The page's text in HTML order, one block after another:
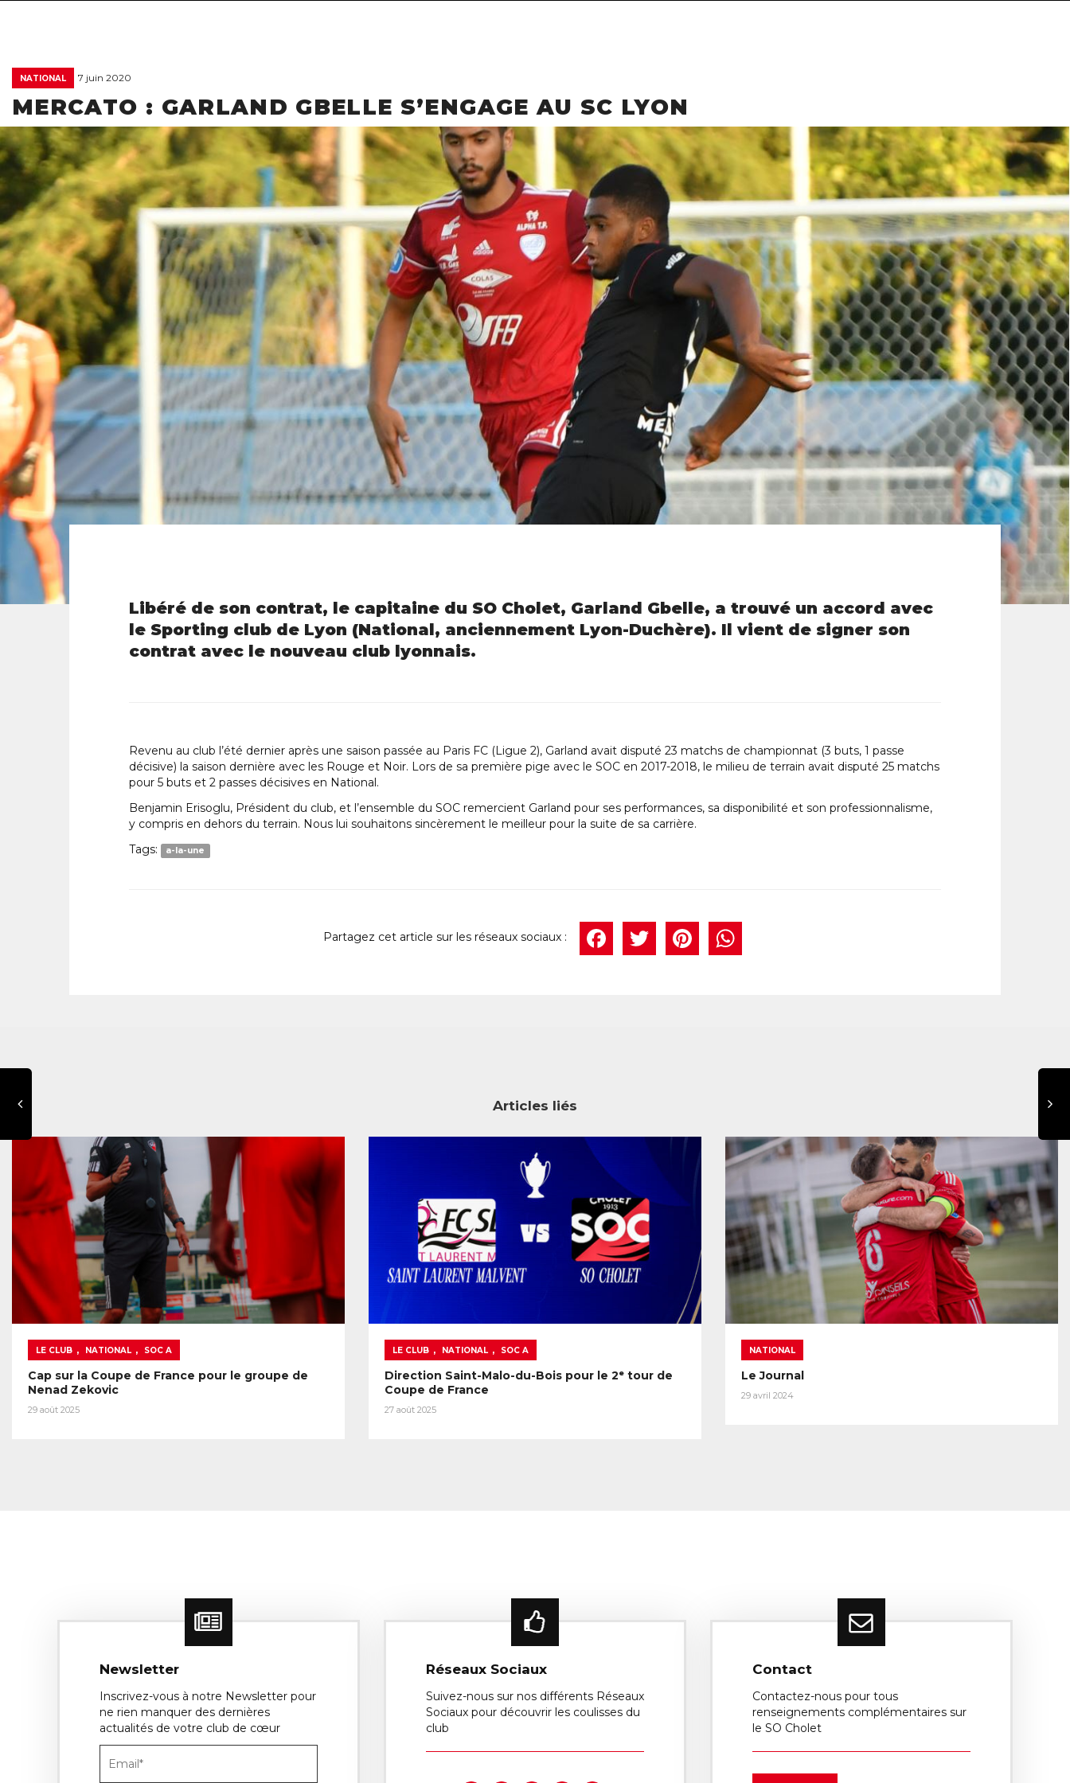
NATIONAL 7 juin 2020
MERCATO : GARLAND GBELLE S’ENGAGE AU SC LYON
Libéré de son contrat, le capitaine du SO Cholet, Garland Gbelle, a trouvé un accord avec
le Sporting club de Lyon (National, anciennement Lyon-Duchère). Il vient de signer son
contrat avec le nouveau club lyonnais.
Revenu au club l’été dernier après une saison passée au Paris FC (Ligue 2), Garland avait disputé 23 matchs de championnat (3 buts, 1 passe
décisive) la saison dernière avec les Rouge et Noir. Lors de sa première pige avec le SOC en 2017-2018, le milieu de terrain avait disputé 25 matchs
pour 5 buts et 2 passes décisives en National.
Benjamin Erisoglu, Président du club, et l’ensemble du SOC remercient Garland pour ses performances, sa disponibilité et son professionnalisme,
y compris en dehors du terrain. Nous lui souhaitons sincèrement le meilleur pour la suite de sa carrière.
Tags:
a-la-une
Facebook
TwitterPinterest
Articles liés
LE CLUB , NATIONAL , SOC A
Cap sur la Coupe de France pour le groupe de
Nenad Zekovic
29 août 2025
LE CLUB , NATIONAL , SOC A
Direction Saint-Malo-du-Bois pour le 2ᵉ tour de
Coupe de France
27 août 2025
NATIONAL
Le Journal
29 avril 2024
Newsletter
Inscrivez-vous à notre Newsletter pour
ne rien manquer des dernières
actualités de votre club de cœur
Réseaux Sociaux
Suivez-nous sur nos différents Réseaux
Sociaux pour découvrir les coulisses du
club
Contact
Contactez-nous pour tous
renseignements complémentaires sur
le SO Cholet